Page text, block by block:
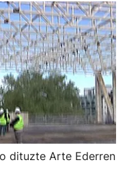
dituzte Arte Ederren